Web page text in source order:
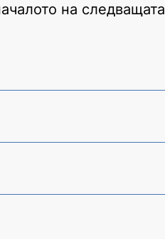
на следващата